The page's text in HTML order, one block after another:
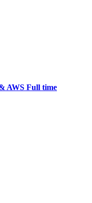
AWS Full time